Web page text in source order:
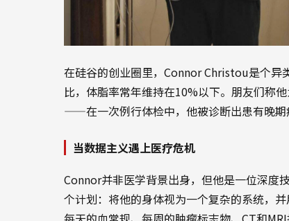
在硅谷的创业圈里，Connor Christou是个异
比，体脂率常年维持在10%以下。朋友们称
——在一次例行体检中，他被诊断出患有晚期
当数据主义遇上医疗危机
Connor并非医学背景出身，但他是一位深度
个计划：将他的身体视为一个复杂的系统，